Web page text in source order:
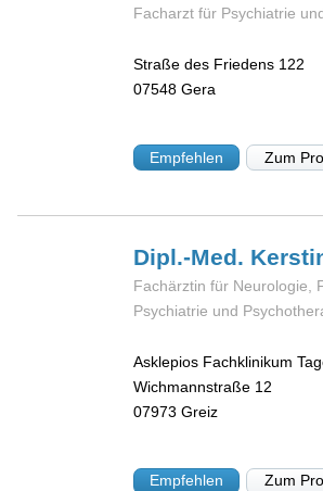
Facharzt für Psychiatrie
Straße des Friedens 122
07548 Gera
Empfehlen Zum
Dipl.-Med.
Fachärztin für Neurologie,
Psychiatrie und
Asklepios Fachklinikum
Wichmannstraße 12
07973 Greiz
Empfehlen Zum